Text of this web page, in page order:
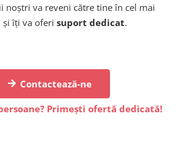
noștri va reveni către tine în cel mai
îți va oferi suport dedicat.
Contactează-ne
Primești ofertă dedicată!